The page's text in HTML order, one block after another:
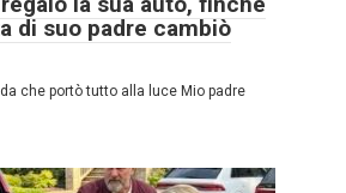
di suo padre cambiò
che portò tutto alla luce Mio padre